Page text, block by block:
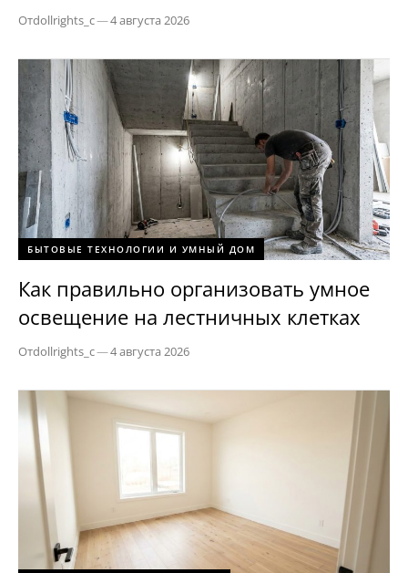
Отdollrights_c—4 августа 2026
БЫТОВЫЕ ТЕХНОЛОГИИ И УМНЫЙ ДОМ
Как правильно организовать умное
освещение на лестничных клетках
Отdollrights_c—4 августа 2026